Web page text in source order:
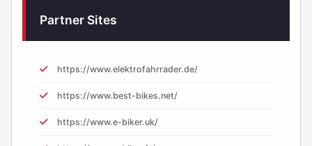
Partner Sites
https://www.elektrofahrrader.de/
https://www.best-bikes.net/
https://www.e-biker.uk/